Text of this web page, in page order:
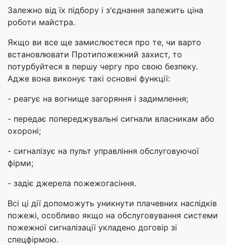
Залежно від їх підбору і з'єднання залежить ціна
роботи майстра.
Якщо ви все ще замислюєтеся про те, чи варто
встановлювати Протипожежний захист, то
потурбуйтеся в першу чергу про свою безпеку.
Адже вона виконує такі основні функції:
- реагує на вогнище загоряння і задимлення;
- передає попереджувальні сигнали власникам або
охороні;
- сигналізує на пульт управління обслуговуючої
фірми;
- задіє джерела пожежогасіння.
Всі ці дії допоможуть уникнути плачевних наслідків
пожежі, особливо якщо на обслуговування системи
пожежної сигналізації укладено договір зі
спецфірмою.